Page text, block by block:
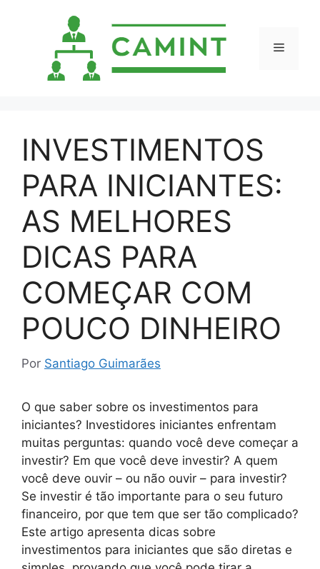
conteúdo
Menu
INVESTIMENTOS
PARA INICIANTES:
AS MELHORES
DICAS PARA
COMEÇAR COM
POUCO DINHEIRO
Por Santiago Guimarães
O que saber sobre os investimentos para
iniciantes? Investidores iniciantes enfrentam
muitas perguntas: quando você deve começar a
investir? Em que você deve investir? A quem
você deve ouvir – ou não ouvir – para investir?
Se investir é tão importante para o seu futuro
financeiro, por que tem que ser tão complicado?
Este artigo apresenta dicas sobre
investimentos para iniciantes que são diretas e